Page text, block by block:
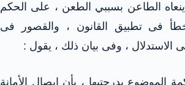
الطاعن بسببي الطعن ، على الحكم
فى تطبيق القانون ، والقصور فى
الاستدلال ، وفى بيان ذلك ، يقول :
الموضوع بدرجتيها ، بأن إيصال الأمانة